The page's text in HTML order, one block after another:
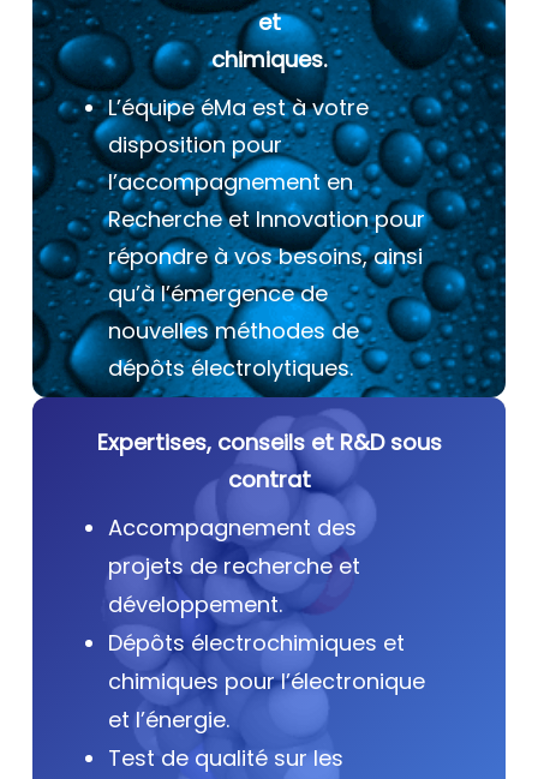
et
chimiques.
L’équipe éMa est à votre
disposition pour
l’accompagnement en
Recherche et Innovation pour
répondre à vos besoins, ainsi
qu’à l’émergence de
nouvelles méthodes de
dépôts électrolytiques.
Expertises, conseils et R&D sous
contrat
Accompagnement des
projets de recherche et
développement.
Dépôts électrochimiques et
chimiques pour l’électronique
et l’énergie.
Test de qualité sur les